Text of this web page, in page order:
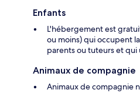
Enfants
L'hébergement est
ou moins) qui occupent
parents ou tuteurs et qui
Animaux de compagnie
Animaux de compagnie